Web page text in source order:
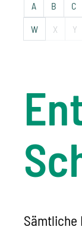
A B C
W X Y
Sämtliche